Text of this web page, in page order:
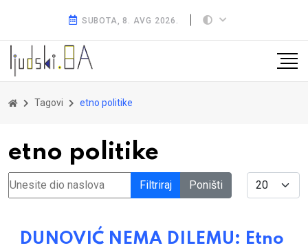
SUBOTA, 8. AVG 2026.
Tagovi etno politike
etno politike
Unesite dio naslova Filtriraj Poništi Display #
DUNOVIĆ NEMA DILEMU: Etno